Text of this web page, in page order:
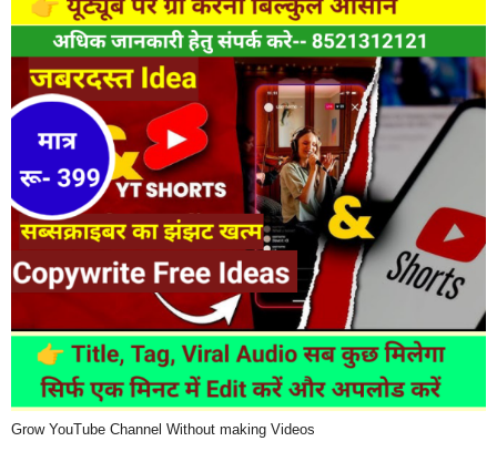
Grow YouTube Channel Without making Videos